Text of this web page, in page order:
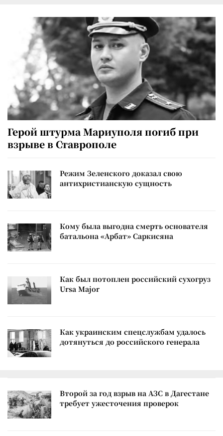
Герой штурма Мариуполя погиб при
взрыве в Ставрополе
Режим Зеленского доказал свою
антихристианскую сущность
Кому была выгодна смерть основателя
батальона «Арбат» Саркисяна
Как был потоплен российский сухогруз
Ursa Major
Как украинским спецслужбам удалось
дотянуться до российского генерала
Второй за год взрыв на АЗС в Дагестане
требует ужесточения проверок